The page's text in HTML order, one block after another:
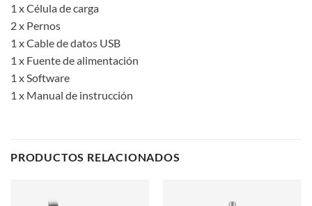
1 x Célula de carga
2 x Pernos
1 x Cable de datos USB
1 x Fuente de alimentación
1 x Software
1 x Manual de instrucción
PRODUCTOS RELACIONADOS